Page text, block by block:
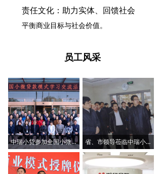
责任文化：助力实体、回馈社会
平衡商业目标与社会价值。
员工风采
中瑞小贷参加全国小微贷款模式学习交流活动 省、市领导莅临中瑞小贷公司调研